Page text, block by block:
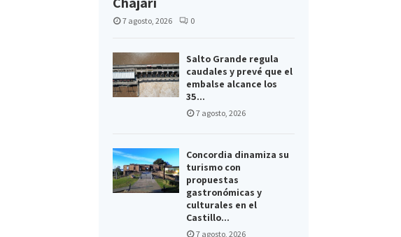
7 agosto, 2026 0
Salto Grande regula
caudales y prevé que el
embalse alcance los
35...
7 agosto, 2026
Concordia dinamiza su
turismo con
propuestas
gastronómicas y
culturales en el
Castillo...
7 agosto, 2026